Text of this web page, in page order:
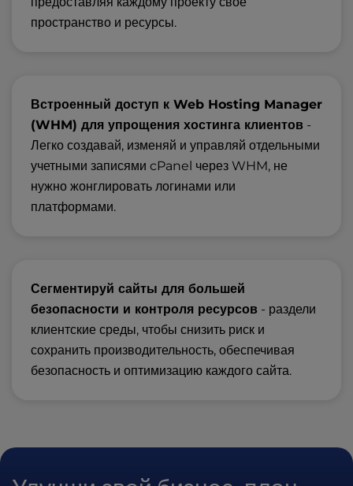
пространство и ресурсы.
Встроенный доступ к Web Hosting Manager
(WHM) для упрощения хостинга клиентов -
Легко создавай, изменяй и управляй отдельными
учетными записями cPanel через WHM, не
нужно жонглировать логинами или
платформами.
Сегментируй сайты для большей
безопасности и контроля ресурсов - раздели
клиентские среды, чтобы снизить риск и
сохранить производительность, обеспечивая
безопасность и оптимизацию каждого сайта.